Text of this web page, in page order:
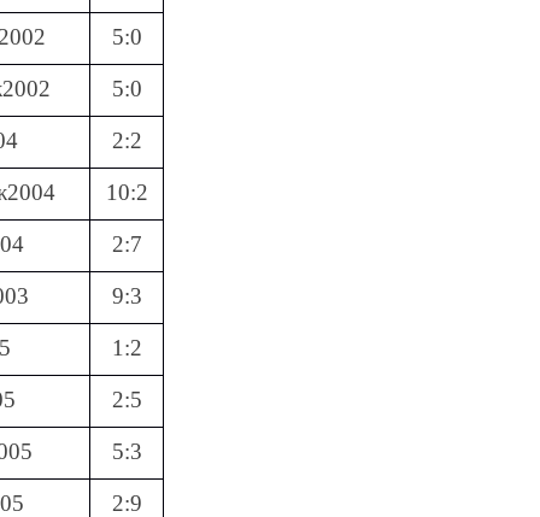
5:0
5:0
2:2
10:2
2:7
9:3
1:2
2:5
5:3
2:9